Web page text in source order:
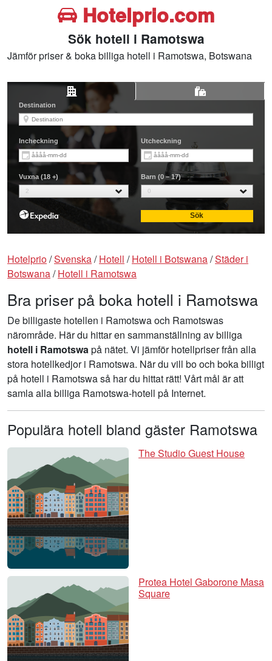
Hotelprio.com
Sök hotell i Ramotswa
Jämför priser & boka billiga hotell i Ramotswa, Botswana
Hotelprio/Svenska/Hotell /Hotell i Botswana/Städer i
Botswana/Hotell i Ramotswa
Bra priser på boka hotell i Ramotswa
De billigaste hotellen i Ramotswa och Ramotswas
närområde. Här du hittar en sammanställning av billiga
hotell i Ramotswapå nätet. Vi jämför hotellpriser från alla
stora hotellkedjor i Ramotswa. När du vill bo och boka billigt
på hotell i Ramotswa så har du hittat rätt! Vårt mål är att
samla alla billiga Ramotswa-hotell på Internet.
Populära hotell bland gäster Ramotswa
The Studio Guest House
Protea Hotel Gaborone Masa
Square